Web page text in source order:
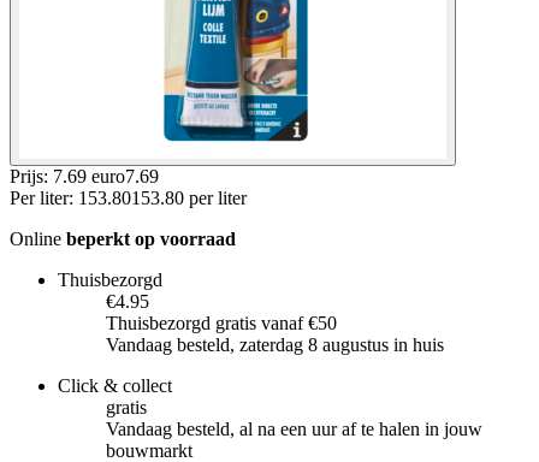
Prijs: 7.69 euro7.69
Per liter: 153.80153.80 per liter
Online beperkt op voorraad
Thuisbezorgd
€4.95
Thuisbezorgd gratis vanaf €50
Vandaag besteld, zaterdag 8 augustus in huis
Click & collect
gratis
Vandaag besteld, al na een uur af te halen in jouw
bouwmarkt